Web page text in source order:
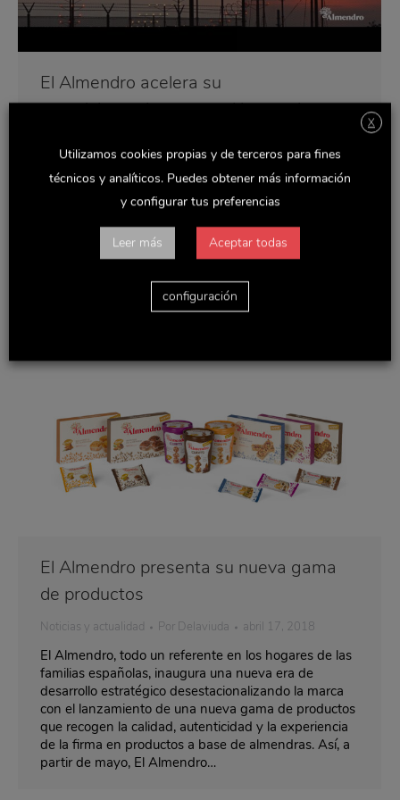
El Almendro acelera su
reposicionamiento con el lanzamiento
Noticias y actualidad mayo 17, 2018
El Almendro presenta una potente campaña de
la marca y para presentar al consumidor sus
novedades en snacks Cubits, barritas y bizcochitos a
presencia en televisión, medios digitales, exterior y
acciones especiales a nivel nacional, y estará activa
El Almendro presenta su nueva gama
de productos
Noticias y actualidad Por Delaviuda abril 17, 2018
El Almendro, todo un referente en los hogares de las
familias españolas, inaugura una nueva era de
desarrollo estratégico desestacionalizando la marca
con el lanzamiento de una nueva gama de productos
que recogen la calidad, autenticidad y la experiencia
de la firma en productos a base de almendras. Así, a
partir de mayo, El Almendro…
X
Utilizamos cookies propias y de terceros para fines
técnicos y analíticos. Puedes obtener más información
y configurar tus preferencias
Leer más Aceptar todas
configuración